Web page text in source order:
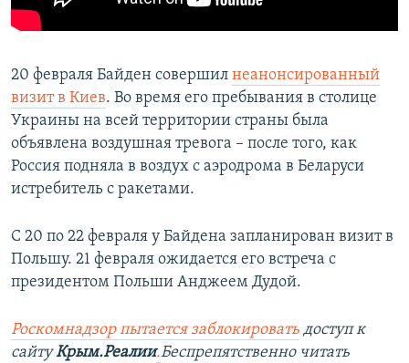
20 февраля Байден совершил неанонсированный
визит в Киев. Во время его пребывания в столице
Украины на всей территории страны была
объявлена воздушная тревога – после того, как
Россия подняла в воздух с аэродрома в Беларуси
истребитель с ракетами.
С 20 по 22 февраля у Байдена запланирован визит в
Польшу. 21 февраля ожидается его встреча с
президентом Польши Анджеем Дудой.
Роскомнадзор пытается заблокировать доступ к
сайтуКрым.Реалии.Беспрепятственно читать